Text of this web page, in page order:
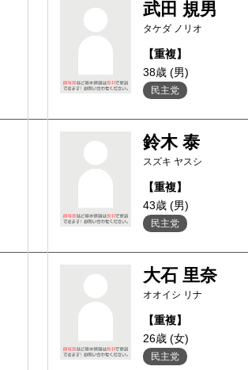
武田 規男
タケダ ノリオ
【重複】
38歳 (男)
民主党
鈴木 泰
スズキ ヤスシ
【重複】
43歳 (男)
民主党
大石 里奈
オオイシ リナ
【重複】
26歳 (女)
民主党